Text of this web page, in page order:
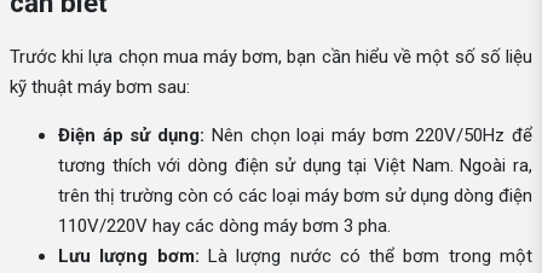
Trước khi lựa chọn mua máy bơm, bạn cần hiểu về một số số liệu
kỹ thuật máy bơm sau:
Điện áp sử dụng: Nên chọn loại máy bơm 220V/50Hz để
tương thích với dòng điện sử dụng tại Việt Nam. Ngoài ra,
trên thị trường còn có các loại máy bơm sử dụng dòng điện
110V/220V hay các dòng máy bơm 3 pha.
Lưu lượng bơm: Là lượng nước có thể bơm trong một